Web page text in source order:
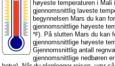
høyeste temperaturen i
gjennomsnittlig laveste
begynnelsen Mars du kan
gjennomsnittlige høyeste
℉). På slutten Mars du kan
gjennomsnittlige høyeste
Gjennomsnittlig antall
gjennomsnittlige nedbøren